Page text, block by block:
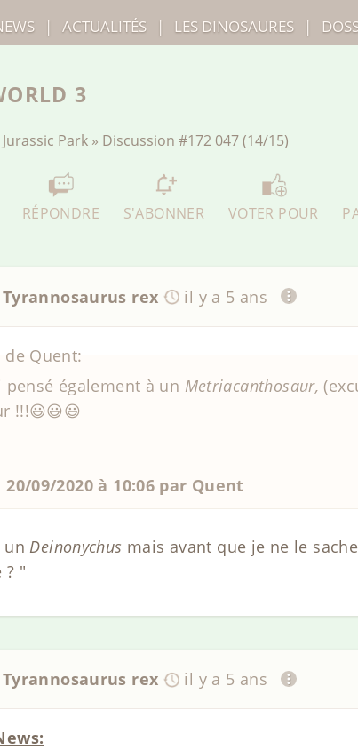
3
Jurassic Park » Discussion #172 047 (14/15)
RÉPONDRE S'ABONNER VOTER POUR
Tyrannosaurus rex il y a 5 ans
Quent:
pensé également à un Metriacanthosaur,
!!!😃😃😃
09/2020 à 10:06 par Quent
un Deinonychus mais avant que je ne le
? "
Tyrannosaurus rex il y a 5 ans
| ACTUALITÉS | LES DINOSAURES |